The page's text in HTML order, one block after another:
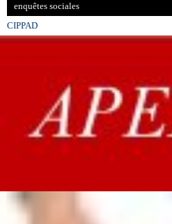
enquêtes sociales
CIPPAD